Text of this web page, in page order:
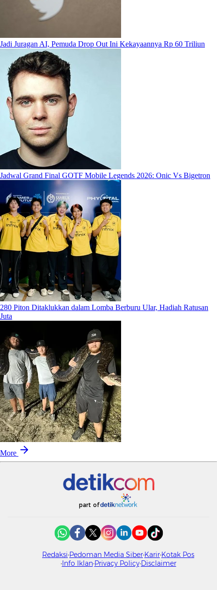
Jadi Juragan AI, Pemuda Drop Out Ini Kekayaannya Rp 60 Triliun
Jadwal Grand Final GOTF Mobile Legends 2026: Onic Vs Bigetron
280 Piton Ditaklukkan dalam Lomba Berburu Ular, Hadiah Ratusan
Juta
More
part of
Redaksi Pedoman Media Siber Karir Kotak Pos
Info IklanPrivacy PolicyDisclaimer